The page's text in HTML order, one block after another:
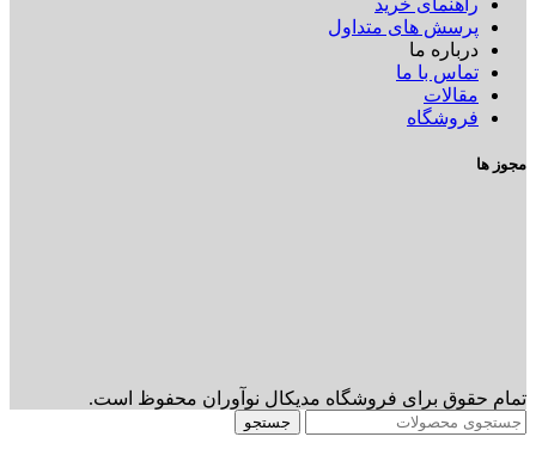
پرسش های متداول
درباره ما
تماس با ما
مقالات
فروشگاه
مجوز ها
تمام حقوق برای فروشگاه مدیکال نوآوران محفوظ است.
جستجو